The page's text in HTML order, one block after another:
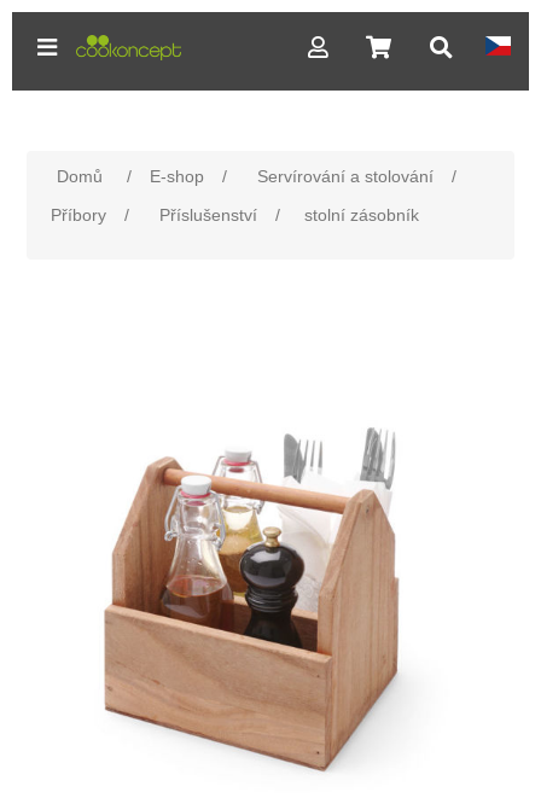
Domů / E-shop / Servírování a stolování
/
Příbory
/ Příslušenství / stolní zásobník